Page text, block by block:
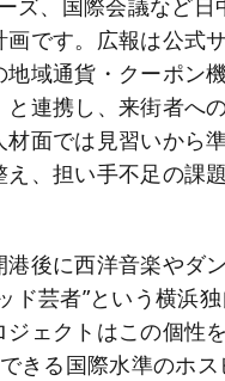
ズ、国際会議など日
です。広報は公式
地域通貨・クーポン
と連携し、来街者へ
材面では見習いから
え、担い手不足の課
港後に西洋音楽やダ
ド芸者”という横浜
ジェクトはこの個性
きる国際水準のホ